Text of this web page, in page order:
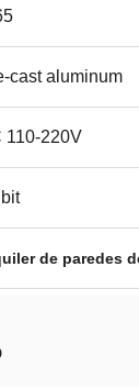
cast aluminum
110-220V
de paredes